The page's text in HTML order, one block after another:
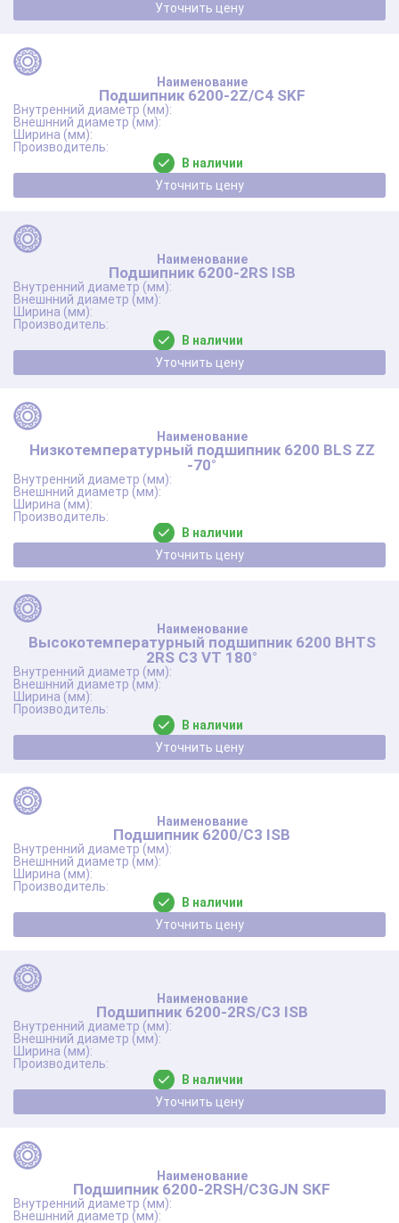
Уточнить цену
Подшипник 6200-2Z/C4 SKF
В наличии
Уточнить цену
Подшипник 6200-2RS ISB
В наличии
Уточнить цену
Низкотемпературный подшипник 6200 BLS ZZ
-70°
В наличии
Уточнить цену
Высокотемпературный подшипник 6200 BHTS
2RS C3 VT 180°
В наличии
Уточнить цену
Подшипник 6200/C3 ISB
В наличии
Уточнить цену
Подшипник 6200-2RS/C3 ISB
В наличии
Уточнить цену
Подшипник 6200-2RSH/C3GJN SKF